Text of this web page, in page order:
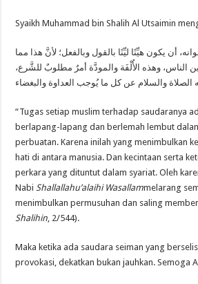
Syaikh Muhammad bin Shalih Al Utsaimin
أن يكون هيِّنًا ليِّنًا بالقول وبالفعل؛ لأنَّ هذا مما
الناس، وهذه الأُلْفَة والمودَّة أمرٌ مطلوبٌ للشَّرع،
الصلاة والسلام عن كل ما يُوجب العداوة والبغضاء
“Tugas setiap muslim terhadap saudaranya
berlapang-lapang dan berlemah lembut
perbuatan. Karena inilah yang menimbulkan
hati di antara manusia. Dan kecintaan serta
perkara yang dituntut dalam syariat. Oleh
Nabi Shallallahu’alaihi Wasallammelarang
menimbulkan permusuhan dan saling
Shalihin , 2/544).
Maka ketika ada saudara seiman yang
provokasi, dekatkan bukan jauhkan. Semoga